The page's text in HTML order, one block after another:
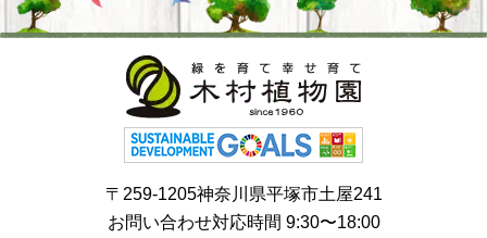
〒259-1205神奈川県平塚市土屋241
お問い合わせ対応時間 9:30〜18:00